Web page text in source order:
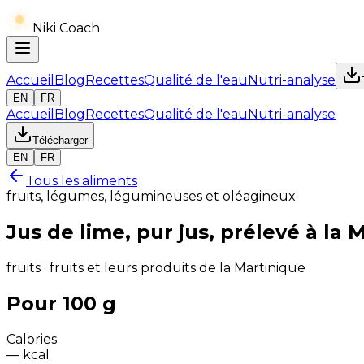
Niki Coach
Accueil BlogRecettesQualité de l'eauNutri-analyse
EN
FR
Accueil BlogRecettesQualité de l'eauNutri-analyse
Télécharger
EN
FR
Tous les aliments
fruits, légumes, légumineuses et oléagineux
Jus de lime, pur jus, prélevé à la
fruits · fruits et leurs produits de la Martinique
Pour 100 g
Calories
— kcal